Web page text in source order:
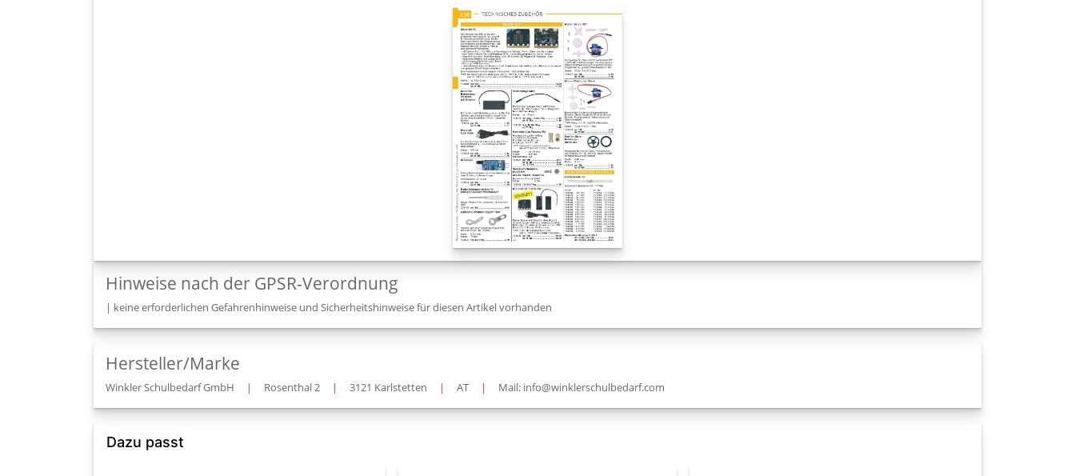
Hinweise nach der GPSR-Verordnung
| keine erforderlichen Gefahrenhinweise und Sicherheitshinweise für diesen Artikel vorhanden
Hersteller/Marke
Winkler Schulbedarf GmbH | Rosenthal 2 | 3121 Karlstetten | AT | Mail: info@winklerschulbedarf.com
Dazu passt